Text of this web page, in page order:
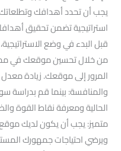
يجب أن تحدد أهدافك
استراتيجية تضمن تحقيق
قبل البدء في وضع
من خلال تحسين موقعك في
المرور إلى موقعك. زيادة معدل
والمنافسة: بينما قم بدراسة
الحالية ومعرفة نقاط القوة
متميز: يجب أن يكون لديك
ويرضي احتياجات جمهورك